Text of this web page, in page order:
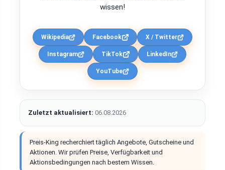
wissen!
Wikipedia Facebook X / Twitter
Instagram TikTok LinkedIn
YouTube
Zuletzt aktualisiert: 06.08.2026
Preis-King recherchiert täglich Angebote, Gutscheine und
Aktionen. Wir prüfen Preise, Verfügbarkeit und
Aktionsbedingungen nach bestem Wissen.